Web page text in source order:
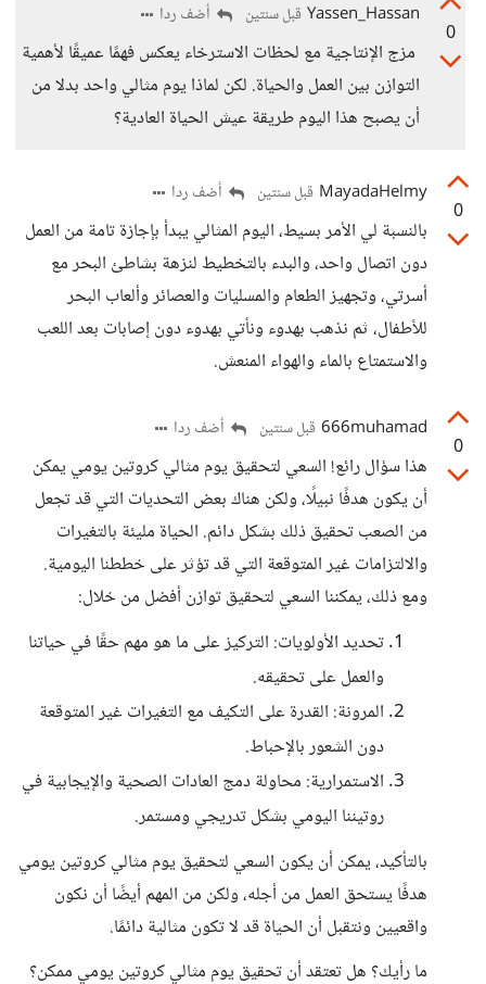
0
Yassen_Hassan قبل سنتين أضف ردا
مزج الإنتاجية مع لحظات الاسترخاء يعكس فهمًا عميقًا لأهمية
التوازن بين العمل والحياة. لكن لماذا يوم مثالي واحد بدلا من
أن يصبح هذا اليوم طريقة عيش الحياة العادية؟
0
MayadaHelmy قبل سنتين أضف ردا
بالنسبة لي الأمر بسيط، اليوم المثالي يبدأ بإجازة تامة من العمل
دون اتصال واحد، والبدء بالتخطيط لنزهة بشاطئ البحر مع
أسرتي، وتجهيز الطعام والمسليات والعصائر وألعاب البحر
للأطفال، ثم نذهب بهدوء ونأتي بهدوء دون إصابات بعد اللعب
والاستمتاع بالماء والهواء المنعش.
0
666muhamad قبل سنتين أضف ردا
هذا سؤال رائع! السعي لتحقيق يوم مثالي كروتين يومي يمكن
أن يكون هدفًا نبيلًا، ولكن هناك بعض التحديات التي قد تجعل
من الصعب تحقيق ذلك بشكل دائم. الحياة مليئة بالتغيرات
والالتزامات غير المتوقعة التي قد تؤثر على خططنا اليومية.
ومع ذلك، يمكننا السعي لتحقيق توازن أفضل من خلال:
تحديد الأولويات: التركيز على ما هو مهم حقًا في حياتنا
والعمل على تحقيقه.
المرونة: القدرة على التكيف مع التغيرات غير المتوقعة
دون الشعور بالإحباط.
الاستمرارية: محاولة دمج العادات الصحية والإيجابية في
روتيننا اليومي بشكل تدريجي ومستمر.
بالتأكيد، يمكن أن يكون السعي لتحقيق يوم مثالي كروتين يومي
هدفًا يستحق العمل من أجله، ولكن من المهم أيضًا أن نكون
واقعيين ونتقبل أن الحياة قد لا تكون مثالية دائمًا.
ما رأيك؟ هل تعتقد أن تحقيق يوم مثالي كروتين يومي ممكن؟